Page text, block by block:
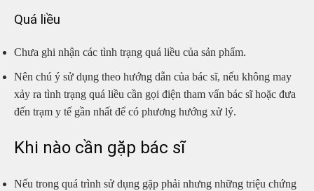
Quá liều
Chưa ghi nhận các tình trạng quá liều của sản phẩm.
Nên chú ý sử dụng theo hướng dẫn của bác sĩ, nếu không may
xảy ra tình trạng quá liều cần gọi điện tham vấn bác sĩ hoặc đưa
đến trạm y tế gần nhất để có phương hướng xử lý.
Khi nào cần gặp bác sĩ
Nếu trong quá trình sử dụng gặp phải nhưng những triệu chứng